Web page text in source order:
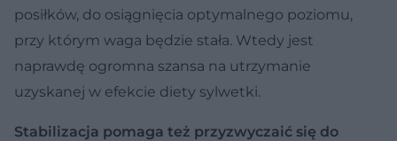
posiłków, do osiągnięcia optymalnego poziomu,
przy którym waga będzie stała. Wtedy jest
naprawdę ogromna szansa na utrzymanie
uzyskanej w efekcie diety sylwetki.
Stabilizacja pomaga też przyzwyczaić się do